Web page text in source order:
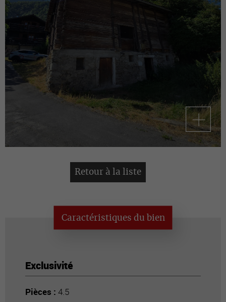
Retour à la liste
Caractéristiques du bien
Exclusivité
Pièces : 4.5